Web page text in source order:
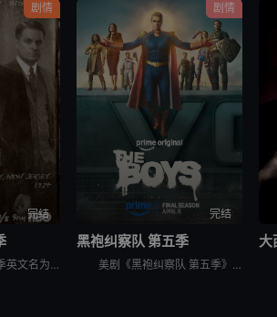
剧情
完结
大西洋帝国 第四季英文名为Boardwalk Empire Season 4，在第三季播出三集后，《大西洋帝国 Boardwalk Empire》得到了HBO台新季即第四季的预订。 &nbsp;
剧情
完结
黑袍纠察队 第五季
美剧《黑袍纠察队 第五季》讲述了，这是祖国人的世界，完全受制于他反复无常、自大狂妄的意志。休伊、母乳和法兰奇被囚禁在一个“自由营”里。星光努力组织抵抗，对抗压倒性的超级英雄力量。喜美子下落不明。但
大